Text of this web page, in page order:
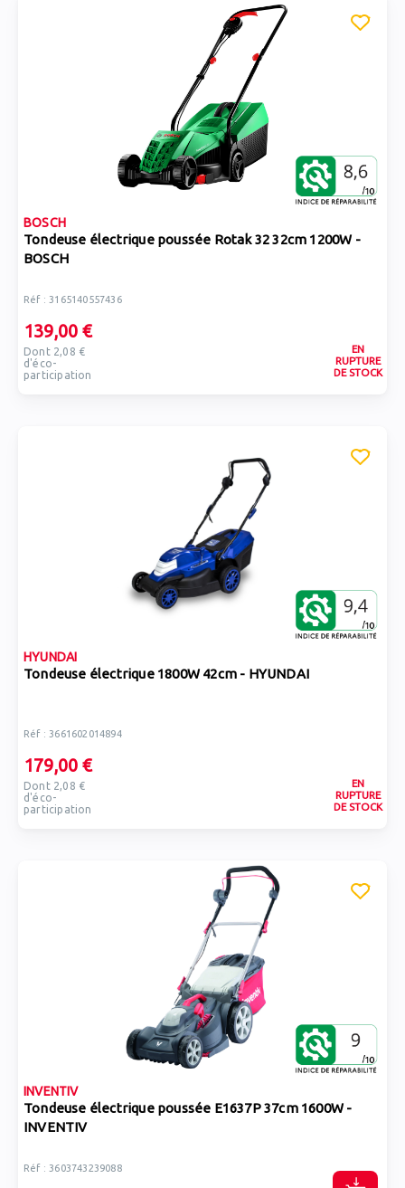
BOSCH
Tondeuse électrique poussée Rotak 32 32cm 1200W -
BOSCH
Réf : 3165140557436
139,00 €
Dont 2,08 €
d'éco-
participation
EN
RUPTURE
DE STOCK
HYUNDAI
Tondeuse électrique 1800W 42cm - HYUNDAI
Réf : 3661602014894
179,00 €
Dont 2,08 €
d'éco-
participation
EN
RUPTURE
DE STOCK
INVENTIV
Tondeuse électrique poussée E1637P 37cm 1600W -
INVENTIV
Réf : 3603743239088